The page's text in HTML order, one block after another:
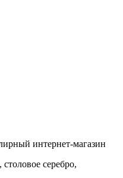
интернет-магазин
серебро,